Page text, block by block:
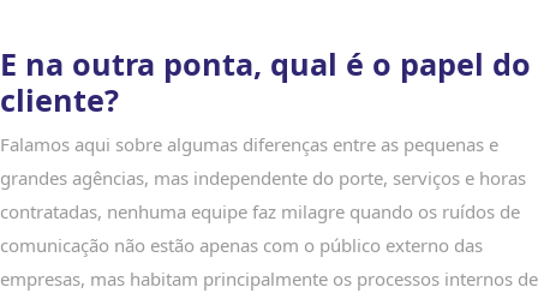
E na outra ponta, qual é o papel do
cliente?
Falamos aqui sobre algumas diferenças entre as pequenas e
grandes agências, mas independente do porte, serviços e horas
contratadas, nenhuma equipe faz milagre quando os ruídos de
comunicação não estão apenas com o público externo das
empresas, mas habitam principalmente os processos internos de